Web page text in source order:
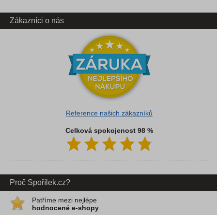
Zákazníci o nás
Reference našich zákazníků
Celková spokojenost 98 %
Proč Spořílek.cz?
Patříme mezi nejlépe
hodnocené e-shopy